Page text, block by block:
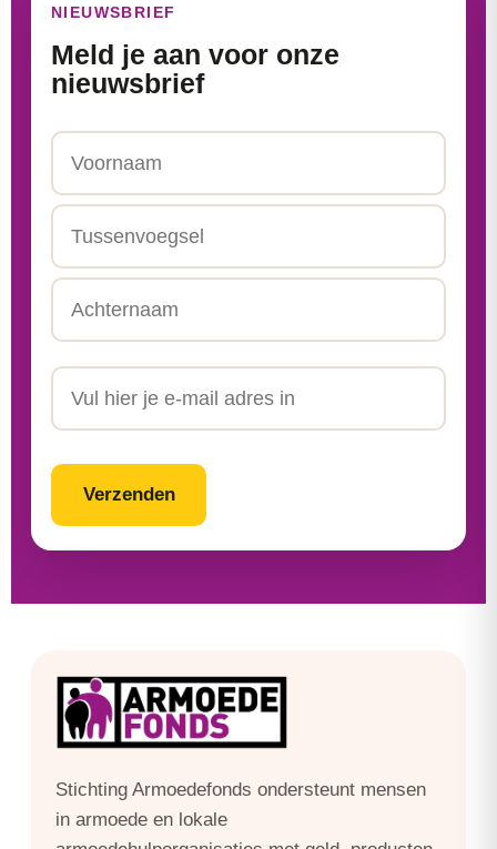
NIEUWSBRIEF
Meld je aan voor onze
nieuwsbrief
Voornaam
Tussenvoegsel
Achternaam
CAPTCHA
Stichting Armoedefonds ondersteunt mensen
in armoede en lokale